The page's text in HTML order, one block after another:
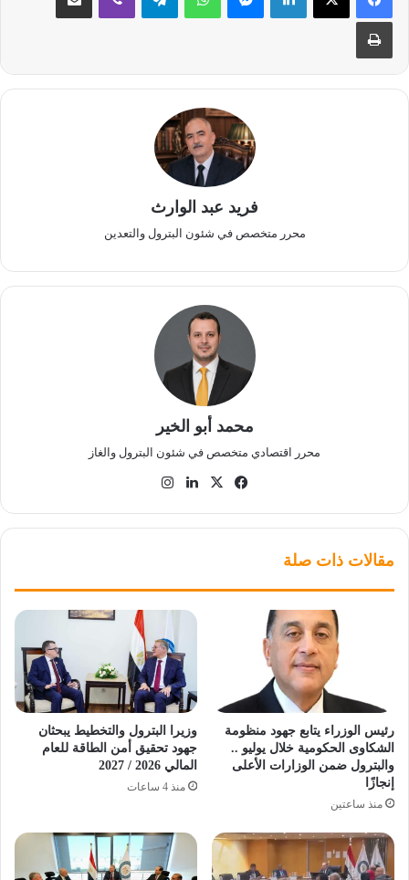
طباعة
فريد عبد الوارث
محرر متخصص في شئون البترول والتعدين
محمد أبو الخير
محرر اقتصادي متخصص في شئون البترول والغاز
فيسبوك
‫X لينكدإن
مقالات ذات صلة
رئيس الوزراء يتابع جهود منظومة
الشكاوى الحكومية خلال يوليو ..
والبترول ضمن الوزارات الأعلى
إنجازًا
منذ ساعتين
وزيرا البترول والتخطيط يبحثان
جهود تحقيق أمن الطاقة للعام
المالي 2026 / 2027
منذ 4 ساعات